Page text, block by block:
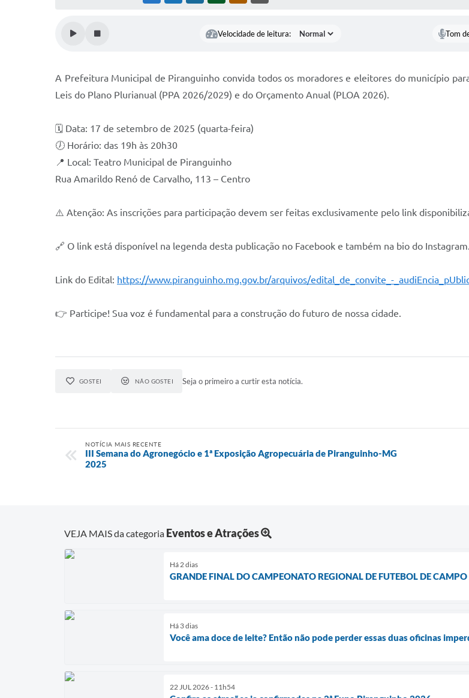
Velocidade de leitura: Tom
A Prefeitura Municipal de Piranguinho convida todos os moradores e eleitores do município
Leis do Plano Plurianual (PPA 2026/2029) e do Orçamento Anual (PLOA 2026).
🗓 Data: 17 de setembro de 2025 (quarta-feira)
🕖 Horário: das 19h às 20h30
📍 Local: Teatro Municipal de Piranguinho
Rua Amarildo Renó de Carvalho, 113 – Centro
⚠️ Atenção: As inscrições para participação devem ser feitas exclusivamente pelo link
🔗 O link está disponível na legenda desta publicação no Facebook e também na bio do Instagram.
Link do Edital: https://www.piranguinho.mg.gov.br/arquivos/edital_de_convite_-
👉 Participe! Sua voz é fundamental para a construção do futuro de nossa cidade.
GOSTEI NÃO GOSTEI Seja o primeiro a curtir esta notícia.
NOTÍCIA MAIS RECENTE
III Semana do Agronegócio e 1ª Exposição Agropecuária de Piranguinho-MG
2025
VEJA MAIS da categoria Eventos e Atrações
Há 2 dias
GRANDE FINAL DO CAMPEONATO REGIONAL DE FUTEBOL DE
Há 3 dias
Você ama doce de leite? Então não pode perder essas duas oficinas
22 JUL 2026 - 11h54